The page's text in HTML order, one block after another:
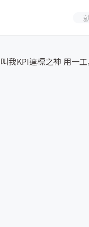
叫我KPI達標之神 用一